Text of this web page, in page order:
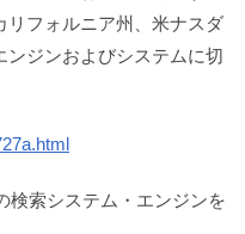
リフォルニア州、米ナスダ
ンジンおよびシステムに切
検索システム・エンジンを